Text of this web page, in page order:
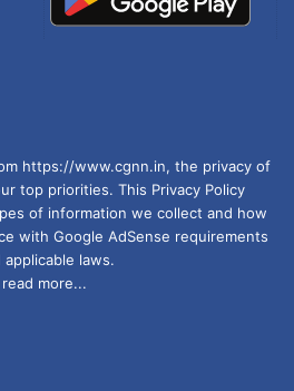
भेज पा रहे। यह शिक्षा से दूरी
चुकाने की असमर्थता है। ऐसे में
तो लोन ले रहा है या जरूरतों में
भविष्य की कीमत चुका रहा है।
https://www.cgnn.in, the privacy of
top priorities. This Privacy Policy
of information we collect and how
with Google AdSense requirements
applicable laws.
read more...